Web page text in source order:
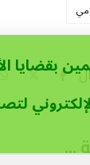
...
بقضايا